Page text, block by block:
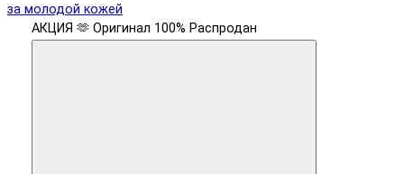
за молодой кожей
АКЦИЯ 🫶 Оригинал 100% Распродан